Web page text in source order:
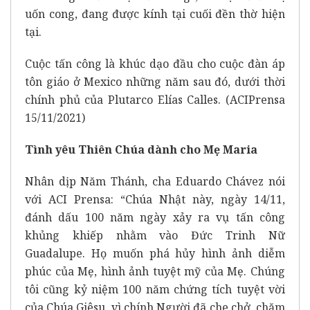
uốn cong, đang được kính tại cuối đền thờ hiện
tại.
Cuộc tấn công là khúc dạo đầu cho cuộc đàn áp
tôn giáo ở Mexico những năm sau đó, dưới thời
chính phủ của Plutarco Elías Calles. (ACIPrensa
15/11/2021)
Tình yêu Thiên Chúa dành cho Mẹ Maria
Nhân dịp Năm Thánh, cha Eduardo Chávez nói
với ACI Prensa: “Chúa Nhật này, ngày 14/11,
đánh dấu 100 năm ngày xảy ra vụ tấn công
khủng khiếp nhằm vào Đức Trinh Nữ
Guadalupe. Họ muốn phá hủy hình ảnh diễm
phúc của Mẹ, hình ảnh tuyệt mỹ của Mẹ. Chúng
tôi cũng kỷ niệm 100 năm chứng tích tuyệt vời